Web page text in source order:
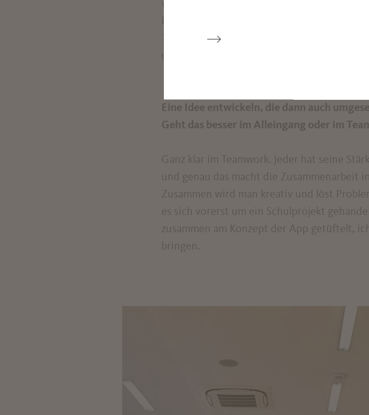
verändern können. Spannend wird meines
Technologien haben das Potenzial,
und Lösungen für große Probleme (z.B.
Eine Idee entwickeln, die dann auch
Geht das besser im Alleingang oder im
Ganz klar im Teamwork. Jeder hat seine
und genau das macht die Zusammenarbeit
Zusammen wird man kreativ und löst
es sich vorerst um ein Schulprojekt
zusammen am Konzept der App getüftelt,
bringen.